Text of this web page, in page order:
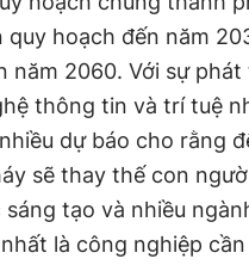
quy hoạch đến năm
năm 2060. Với sự phát
thông tin và trí tuệ
dự báo cho rằng
sẽ thay thế con
tạo và nhiều
là công nghiệp cần